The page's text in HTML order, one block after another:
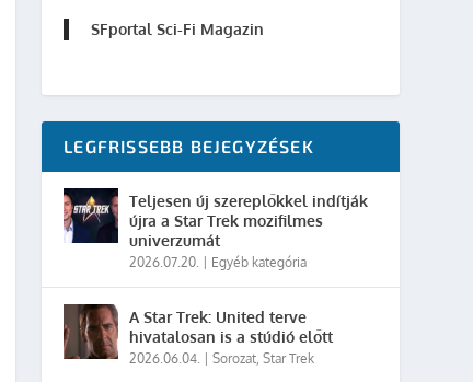
SFportal Sci-Fi Magazin
LEGFRISSEBB BEJEGYZÉSEK
Teljesen új szereplőkkel indítják
újra a Star Trek mozifilmes
univerzumát
2026.07.20. Egyéb kategória
A Star Trek: United terve
hivatalosan is a stúdió előtt
2026.06.04. |Sorozat,Star Trek